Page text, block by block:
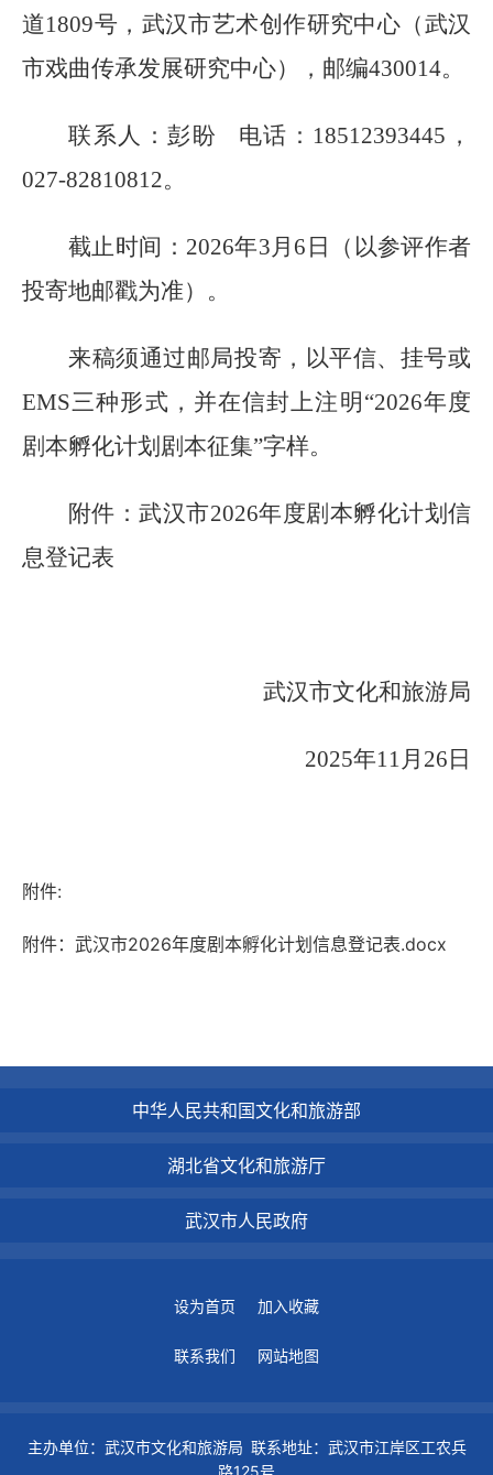
道1809号 ， 武汉市艺术创作研究中心（武汉
市戏曲传承发展研究中心），邮编430014。
联系人：彭盼 电话： 18512393445，
027-82810812。
截止时间： 2026年3月 6 日（以参评作者
投寄地邮戳为准）。
来稿须通过邮局投寄，以平信、挂号或
EMS三种形式，并在信封上注明“2026年度
剧本孵化计划剧本征集”字样。
附件：武汉市2026年度剧本孵化计划信
息登记表
武汉市文化和旅游局
2025年11月 26 日
附件:
附件：武汉市2026年度剧本孵化计划信息登记表.docx
中华人民共和国文化和旅游部
湖北省文化和旅游厅
武汉市人民政府
设为首页 加入收藏
联系我们 网站地图
主办单位：武汉市文化和旅游局 联系地址：武汉市江岸区工农兵
路125号